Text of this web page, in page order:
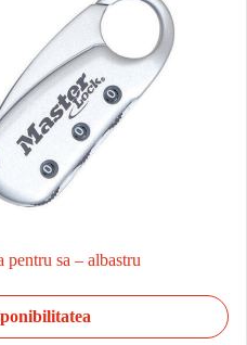
sa – albastru